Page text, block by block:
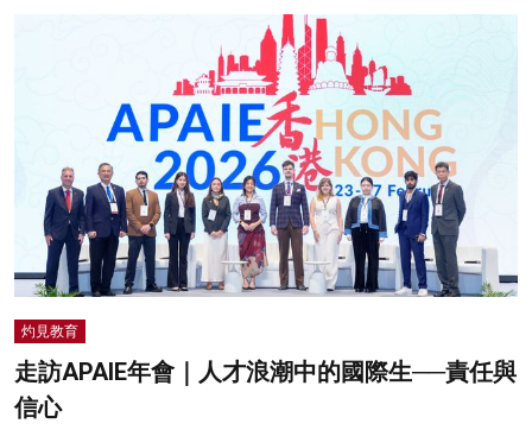
灼見教育
走訪APAIE年會｜人才浪潮中的國際生──責任與
信心